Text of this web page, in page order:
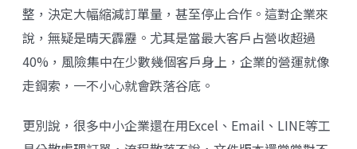
整，決定大幅縮減訂單量，甚至停止合作。這對企業來
說，無疑是晴天霹靂。尤其是當最大客戶占營收超過
40%，風險集中在少數幾個客戶身上，企業的營運就像
走鋼索，一不小心就會跌落谷底。
更別說，很多中小企業還在用Excel、Email、LINE等工